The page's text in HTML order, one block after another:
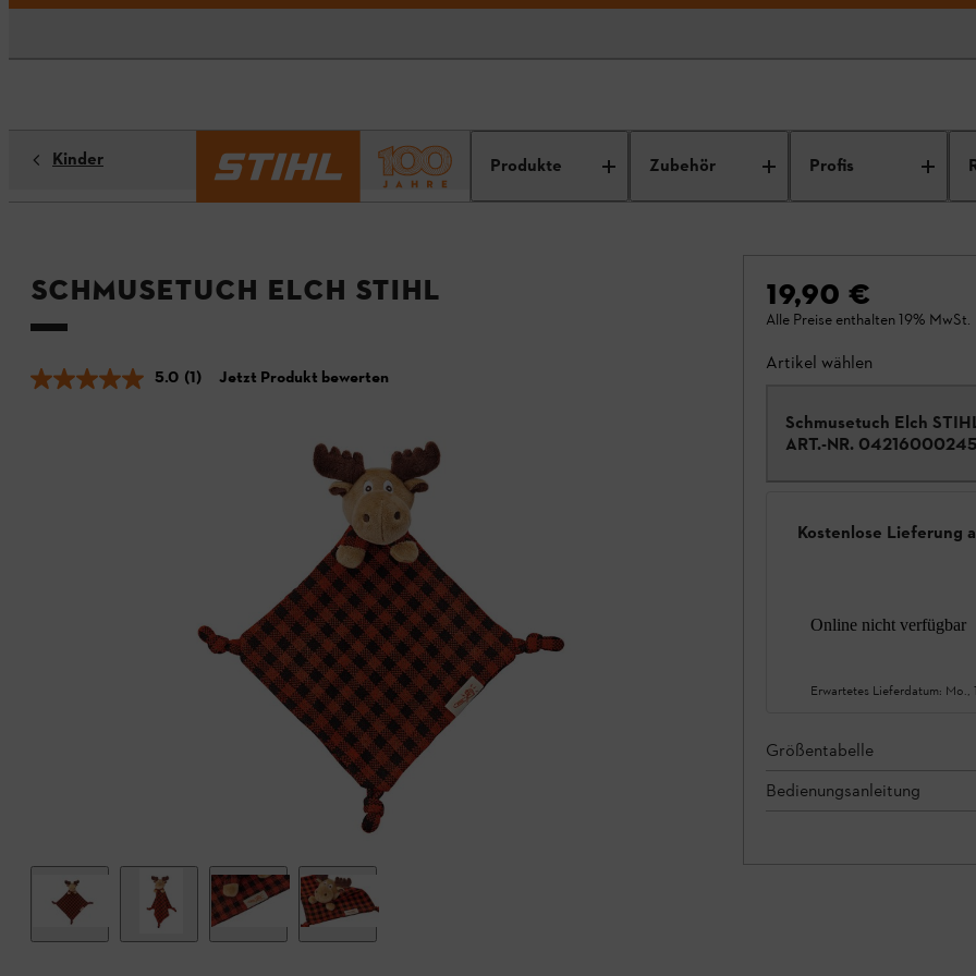
Produkte Zubehör Profis
Kinder
Schmusetuch Elch STIHL
5.0 (1) Jetzt Produkt bewerten
19,90 €
Alle Preise enthalten 19% MwSt.
Artikel wählen
Schmusetuch Elch
ART.-NR. 04216000245
Kostenlose Lieferung
Online nicht verfügbar
Erwartetes Lieferdatum: Mo.,
Größentabelle
Bedienungsanleitung